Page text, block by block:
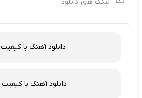
دانلود آهنگ با کیفیت 128
دانلود آهنگ با کیفیت 320